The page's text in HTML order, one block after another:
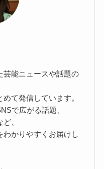
芸能ニュースや話題の
て発信しています。
で広がる話題、
、
わかりやすくお届けし